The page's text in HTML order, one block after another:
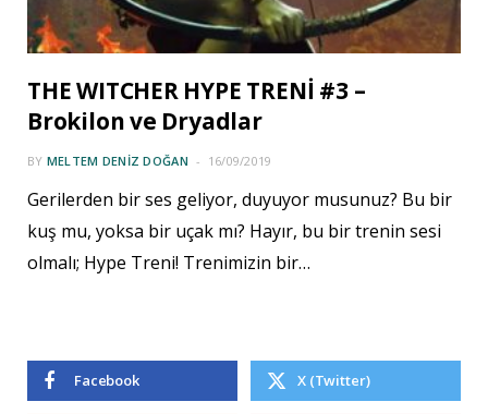
THE WITCHER HYPE TRENİ #3 –
Brokilon ve Dryadlar
BY MELTEM DENIZ DOĞAN 16/09/2019
Gerilerden bir ses geliyor, duyuyor musunuz? Bu bir
kuş mu, yoksa bir uçak mı? Hayır, bu bir trenin sesi
olmalı; Hype Treni! Trenimizin bir…
Facebook X (Twitter)